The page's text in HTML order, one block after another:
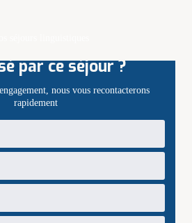
par ce séjour ?
nous vous recontacterons
rapidement